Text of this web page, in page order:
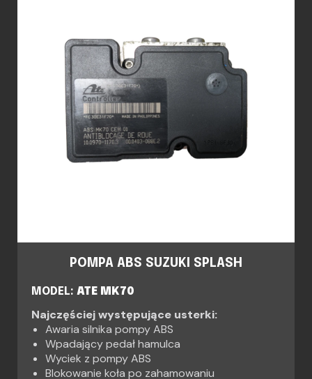
POMPA ABS SUZUKI SPLASH
MODEL: ATE MK70
Najczęściej występujące usterki:
Awaria silnika pompy ABS
Wpadający pedał hamulca
Wyciek z pompy ABS
Blokowanie koła po zahamowaniu